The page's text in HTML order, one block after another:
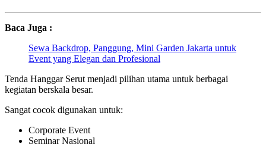
Baca Juga :
Sewa Backdrop, Panggung, Mini Garden Jakarta untuk
Event yang Elegan dan Profesional
Tenda Hanggar Serut menjadi pilihan utama untuk berbagai
kegiatan berskala besar.
Sangat cocok digunakan untuk:
Corporate Event
Seminar Nasional